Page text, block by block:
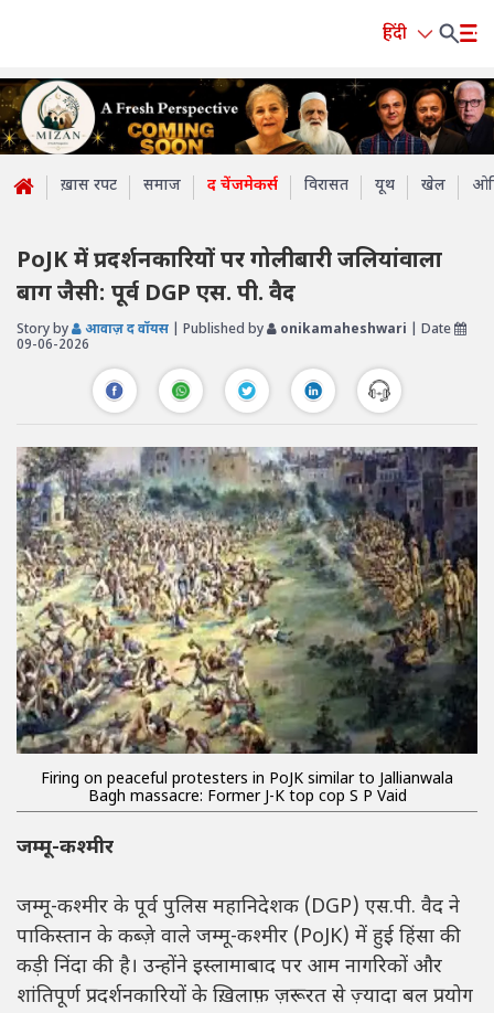
हिंदी
ख़ास रपट समाज द चेंजमेकर्स विरासत यूथ खेल
PoJK में प्रदर्शनकारियों पर गोलीबारी जलियांवाला
बाग जैसी: पूर्व DGP एस. पी. वैद
Story by आवाज़ द वॉयस | Published by onikamaheshwari | Date
09-06-2026
Firing on peaceful protesters in PoJK similar to Jallianwala
Bagh massacre: Former J-K top cop S P Vaid
जम्मू-कश्मीर
जम्मू-कश्मीर के पूर्व पुलिस महानिदेशक (DGP) एस.पी. वैद ने
पाकिस्तान के कब्ज़े वाले जम्मू-कश्मीर (PoJK) में हुई हिंसा की
कड़ी निंदा की है। उन्होंने इस्लामाबाद पर आम नागरिकों और
शांतिपूर्ण प्रदर्शनकारियों के ख़िलाफ़ ज़रूरत से ज़्यादा बल प्रयोग